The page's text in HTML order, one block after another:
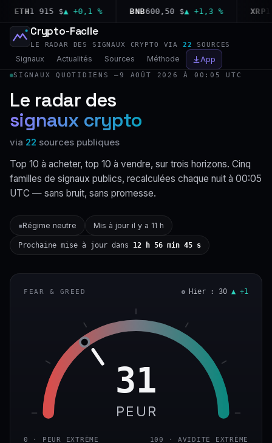
ETH1 915 $▲ +0,1 % BNB600,50 $▲ +1,3 % XRP
Crypto-Facile
LE RADAR DES SIGNAUX CRYPTO VIA 22 SOURCES
Signaux Actualités Sources Méthode App
SIGNAUX QUOTIDIENS —9 AOÛT 2026 À 00:05 UTC
Le radar des
signaux crypto
via 22 sources publiques
Top 10 à acheter, top 10 à vendre, sur trois horizons. Cinq
familles de signaux publics, recalculées chaque nuit à 00:05
UTC — sans bruit, sans promesse.
▪Régime neutre Mis à jour il y a 11 h
Prochaine mise à jour dans 12 h 56 min 44 s
FEAR & GREED Hier : 30 ▲ +1
31
PEUR
0 · PEUR EXTRÊME 100 · AVIDITÉ EXTRÊME